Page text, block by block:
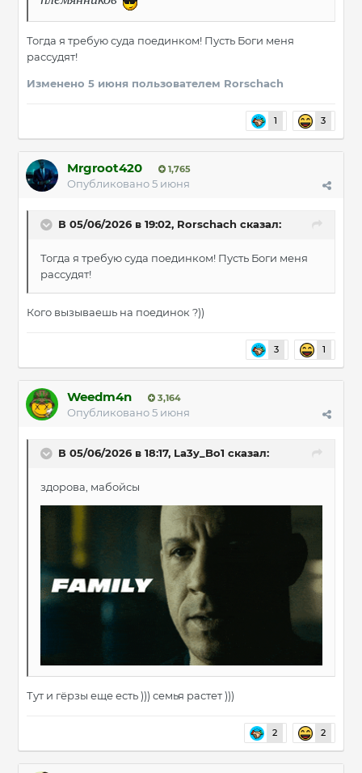
Тогда я требую суда поединком! Пусть Боги меня
рассудят!
Изменено 5 июня пользователем Rorschach
1 3
Mrgroot420 1,765
Опубликовано5 июня
В 05/06/2026 в 19:02, Rorschach сказал:
Тогда я требую суда поединком! Пусть Боги меня
рассудят!
Кого вызываешь на поединок ?))
3 1
Weedm4n 3,164
Опубликовано5 июня
В 05/06/2026 в 18:17, La3y_Bo1 сказал:
здорова, мабойсы
Тут и гёрзы еще есть ))) семья растет )))
2 2